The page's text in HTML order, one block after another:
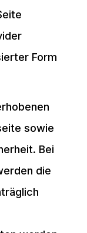
Form
sowie
Bei
die